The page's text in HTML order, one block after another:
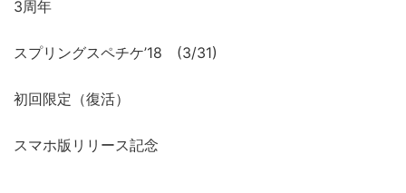
3周年
スプリングスペチケ’18 (3/31)
初回限定（復活）
スマホ版リリース記念